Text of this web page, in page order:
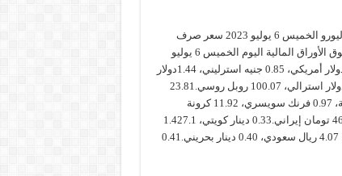
سعر صرف اليورو الخميس 6 يوليو 2023 سعر صرف
اليورو في سوق الأوراق المالية اليوم الخميس 6 يوليو
2023: 1.08 دولار أمريكي، 0.85 جنيه استرليني، 1.44دولار
كندي، 1.62 دولار استرالي، 100.07 روبل روسي.23.81
كرونة تشيكية، 0.97 فرنك سويسري، 11.92 كرونة
سويدية، 46.09 تومان إيراني.0.33 دينار كويتي، 1.427.1
دينار عراقي، 4.07 ريال سعودي، 0.40 دينار بحريني.0.41